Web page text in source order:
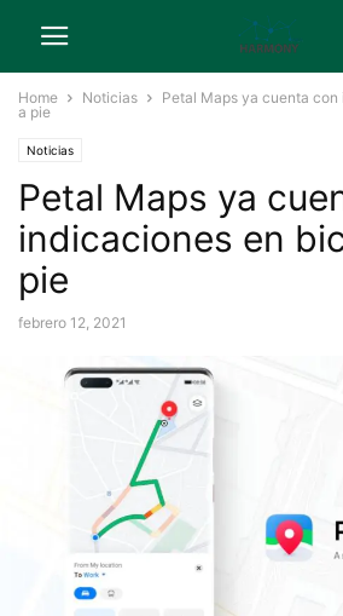
Home Noticias
Petal Maps ya cuenta
a pie
Noticias
Petal Maps ya
indicaciones en
pie
febrero 12, 2021